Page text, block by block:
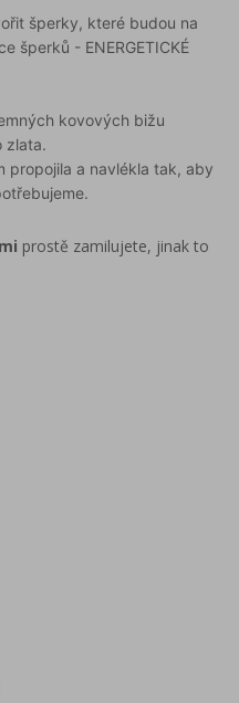
šperky, které budou na
šperků - ENERGETICKÉ
kovových bižu
zlata.
propojila a navlékla tak, aby
prostě zamilujete, jinak to